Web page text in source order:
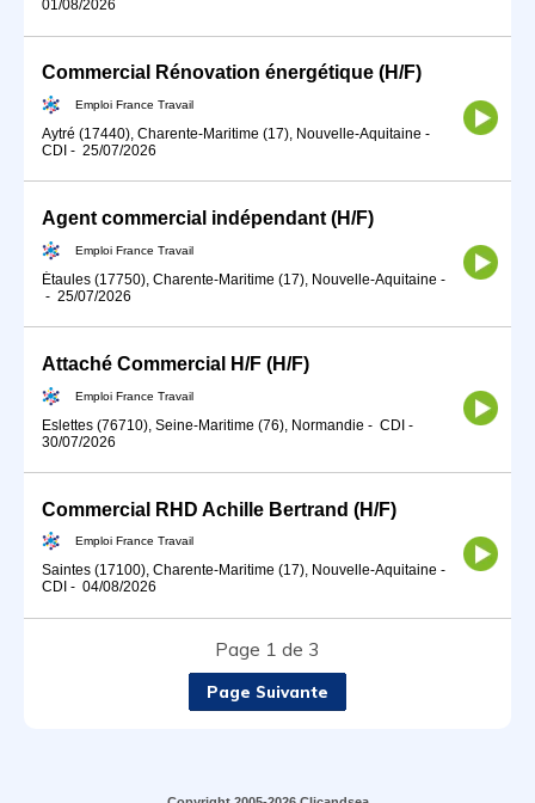
01/08/2026
Commercial Rénovation énergétique (H/F)
Emploi France Travail
Aytré (17440), Charente-Maritime (17), Nouvelle-Aquitaine -
CDI - 25/07/2026
Agent commercial indépendant (H/F)
Emploi France Travail
Étaules (17750), Charente-Maritime (17), Nouvelle-Aquitaine -
- 25/07/2026
Attaché Commercial H/F (H/F)
Emploi France Travail
Eslettes (76710), Seine-Maritime (76), Normandie - CDI -
30/07/2026
Commercial RHD Achille Bertrand (H/F)
Emploi France Travail
Saintes (17100), Charente-Maritime (17), Nouvelle-Aquitaine -
CDI - 04/08/2026
Page 1 de 3
Page Suivante